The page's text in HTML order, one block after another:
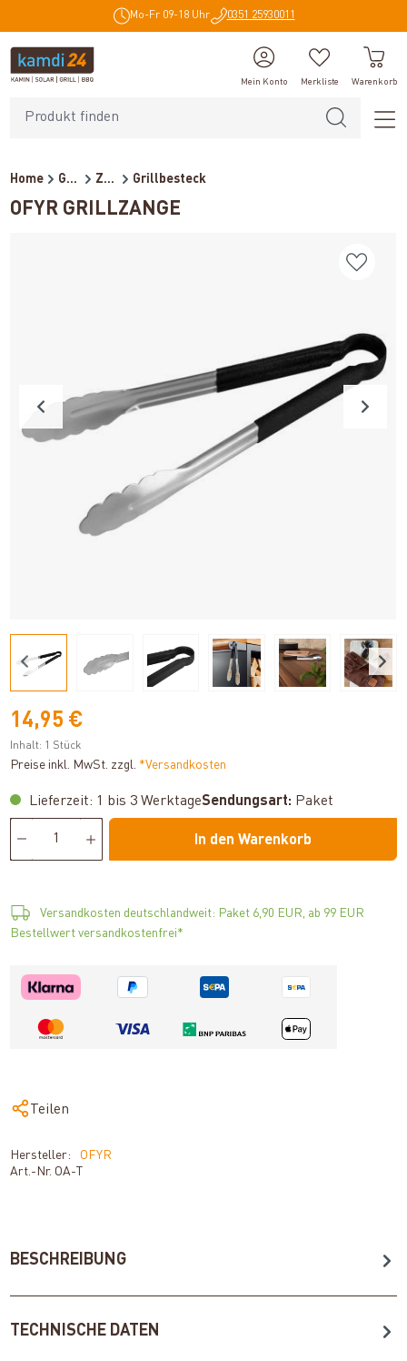
Mo-Fr 09-18 Uhr 0351 25930011
Mein Konto Merkliste Warenkorb
Home Grillzubehör Zubehör Grillbesteck
OFYR GRILLZANGE
14,95 €
Inhalt: 1 Stück
Preise inkl. MwSt. zzgl. *Versandkosten
Lieferzeit: 1 bis 3 WerktageSendungsart: Paket
In den Warenkorb
Versandkosten deutschlandweit: Paket 6,90 EUR, ab 99 EUR
Bestellwert versandkostenfrei*
Teilen
Hersteller:
OFYR
Art.-Nr. OA-T
BESCHREIBUNG
TECHNISCHE DATEN